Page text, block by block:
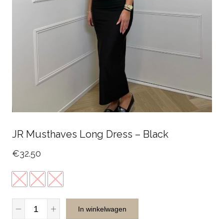
JR Musthaves Long Dress – Black
€32.50
S M L
Musthaves
In winkelwagen